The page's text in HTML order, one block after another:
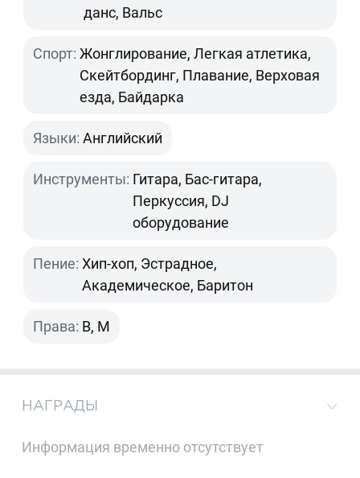
данс, Вальс
Спорт: Жонглирование, Легкая атлетика,
Скейтбординг, Плавание, Верховая
езда, Байдарка
Языки: Английский
Инструменты: Гитара, Бас-гитара,
Перкуссия, DJ
оборудование
Пение: Хип-хоп, Эстрадное,
Академическое, Баритон
Права: B, M
НАГРАДЫ
Информация временно отсутствует